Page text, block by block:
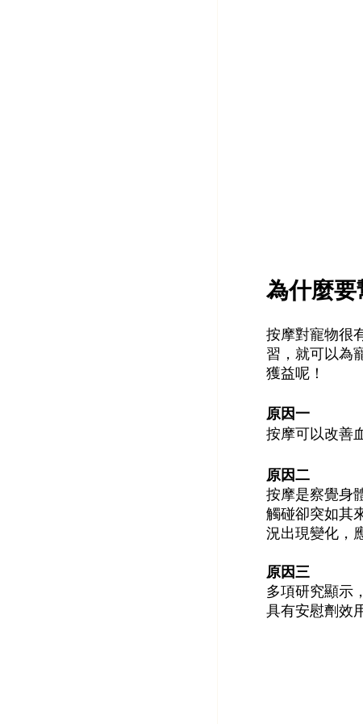
為什麼要
按摩對寵物很
習，就可以為
獲益呢！
原因一
按摩可以改善
原因二
按摩是察覺身
觸碰卻突如其
況出現變化，
原因三
多項研究顯示
具有安慰劑效